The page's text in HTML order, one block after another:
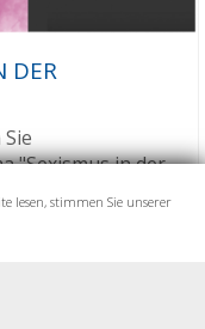
DER
"Sexismus in der
lesen, stimmen Sie unserer